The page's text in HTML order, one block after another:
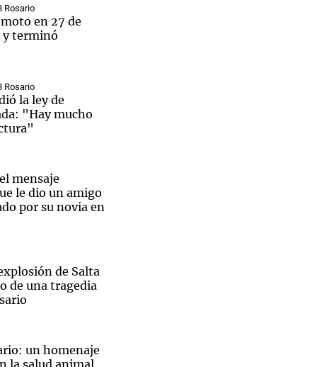
Rosario
en 27 de
y terminó
Rosario
la ley de
"Hay mucho
mensaje
le dio un amigo
por su novia en
de Salta
de una tragedia
un homenaje
la salud animal